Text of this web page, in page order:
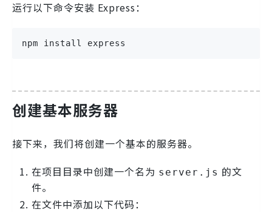
运行以下命令安装 Express：
npm install express
创建基本服务器
接下来，我们将创建一个基本的服务器。
在项目目录中创建一个名为 server.js 的文
件。
在文件中添加以下代码：